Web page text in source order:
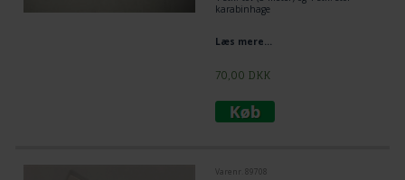
karabinhage
Læs mere...
70,00 DKK
Varenr. 89708